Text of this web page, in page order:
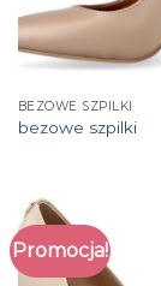
BEZOWE SZPILKI
bezowe szpilki
Promocja!